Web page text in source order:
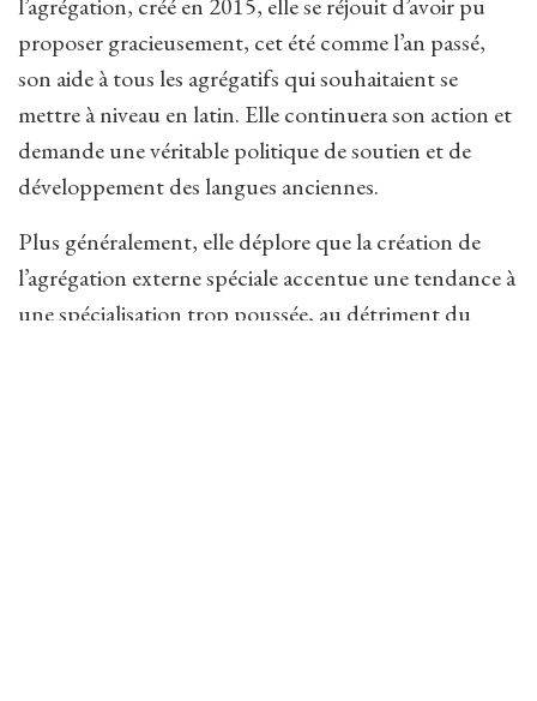
proposer gracieusement, cet été comme l’an passé,
son aide à tous les agrégatifs qui souhaitaient se
mettre à niveau en latin. Elle continuera son action et
demande une véritable politique de soutien et de
développement des langues anciennes.
Plus généralement, elle déplore que la création de
l’agrégation externe spéciale accentue une tendance à
une spécialisation trop poussée, au détriment du